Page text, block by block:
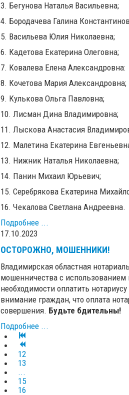
3. Бегунова Наталья Васильевна;
4. Бородачева Галина
5. Васильева Юлия Николаевна;
6. Кадетова Екатерина Олеговна;
7. Ковалева Елена Александровна:
8. Кочетова Мария Александровна;
9. Кулькова Ольга Павловна;
10. Лисман Дина Владимировна;
11. Лыскова Анастасия
12. Малетина Екатерина
13. Нижник Наталья Николаевна;
14. Панин Михаил Юрьевич;
15. Серебрякова Екатерина
16. Чекалова Светлана Андреевна.
Подробнее ...
17.10.2023
ОСТОРОЖНО, МОШЕННИКИ!
Владимирская областная
мошенничества с
необходимости оплатить
внимание граждан, что оплата
совершения. Будьте бдительны!
Подробнее ...
12
13
...
15
16